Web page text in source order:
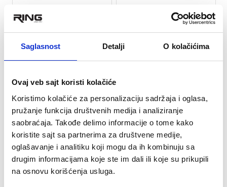
Saglasnost Detalji O kolačićima
Ovaj veb sajt koristi kolačiće
Koristimo kolačiće za personalizaciju sadržaja i oglasa,
pružanje funkcija društvenih medija i analiziranje
saobraćaja. Takođe delimo informacije o tome kako
koristite sajt sa partnerima za društvene medije,
oglašavanje i analitiku koji mogu da ih kombinuju sa
drugim informacijama koje ste im dali ili koje su prikupili
na osnovu korišćenja usluga.
★★★★★
Fokuseri 1827 - HJ ACN-
BP-1827
4.330 rsd
★ ★★★ ★
Fokuser u obliku reketa
4315 - HJ ACN-PR-4315